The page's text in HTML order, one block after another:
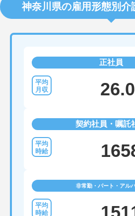
神奈川県の雇用形態別介
正社員
26.0
契約社員・嘱託
非常勤・パート・アル